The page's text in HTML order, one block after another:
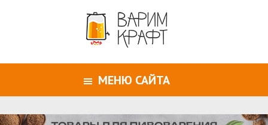
МЕНЮ САЙТА